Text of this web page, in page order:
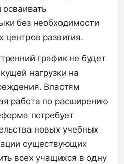
осваивать
без необходимости
центров развития.
график не будет
нагрузки на
Властям
работа по расширению
потребует
новых учебных
существующих
всех учащихся в одну